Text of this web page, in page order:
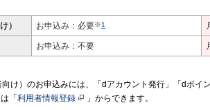
） お申込み：必要※1
お申込み：不要
け）のお申込みには、「dアカウント発行」「dポイ
「 利用者情報登録
」からできます。